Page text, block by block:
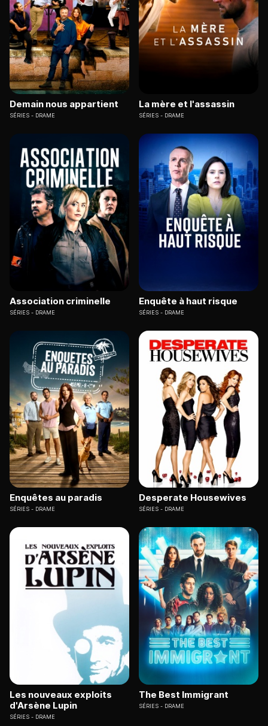
Demain nous appartient
SÉRIES DRAME
La mère et l'assassin
SÉRIES DRAME
Association criminelle
SÉRIES DRAME
Enquête à haut risque
SÉRIES DRAME
Enquêtes au paradis
SÉRIES DRAME
Desperate Housewives
SÉRIES DRAME
Les nouveaux exploits
d'Arsène Lupin
SÉRIES DRAME
The Best Immigrant
SÉRIES DRAME